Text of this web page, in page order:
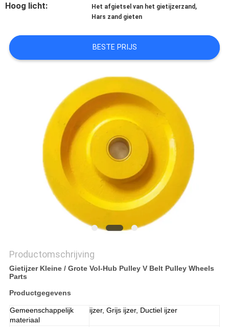
NIEUWS
VRAAG
EEN
SITEMAP
PRIVACYBELEID
Hoog licht: Het afgietsel van het gietijzerzand ,
Hars zand gieten
BESTE PRIJS
Productomschrijving
Gietijzer Kleine / Grote Vol-Hub Pulley V Belt Pulley Wheels
Parts
Productgegevens
Gemeenschappelijk
materiaal
ijzer, Grijs ijzer, Ductiel ijzer